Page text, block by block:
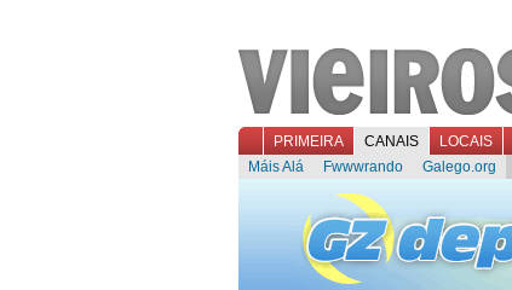
PRIMEIRA CANAIS LOCAIS
Máis Alá
Fwwwrando Galego.org